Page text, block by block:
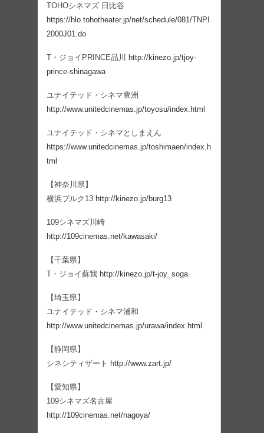
TOHOシネマズ 日比谷
https://hlo.tohotheater.jp/net/schedule/081/TNPI
2000J01.do
T・ジョイPRINCE品川 http://kinezo.jp/tjoy-
prince-shinagawa
ユナイテッド・シネマ豊洲
http://www.unitedcinemas.jp/toyosu/index.html
ユナイテッド・シネマとしまえん
https://www.unitedcinemas.jp/toshimaen/index.h
tml
【神奈川県】
横浜ブルク13 http://kinezo.jp/burg13
109シネマズ川崎
http://109cinemas.net/kawasaki/
【千葉県】
T・ジョイ蘇我 http://kinezo.jp/t-joy_soga
【埼玉県】
ユナイテッド・シネマ浦和
http://www.unitedcinemas.jp/urawa/index.html
【静岡県】
シネシティザート http://www.zart.jp/
【愛知県】
109シネマズ名古屋
http://109cinemas.net/nagoya/